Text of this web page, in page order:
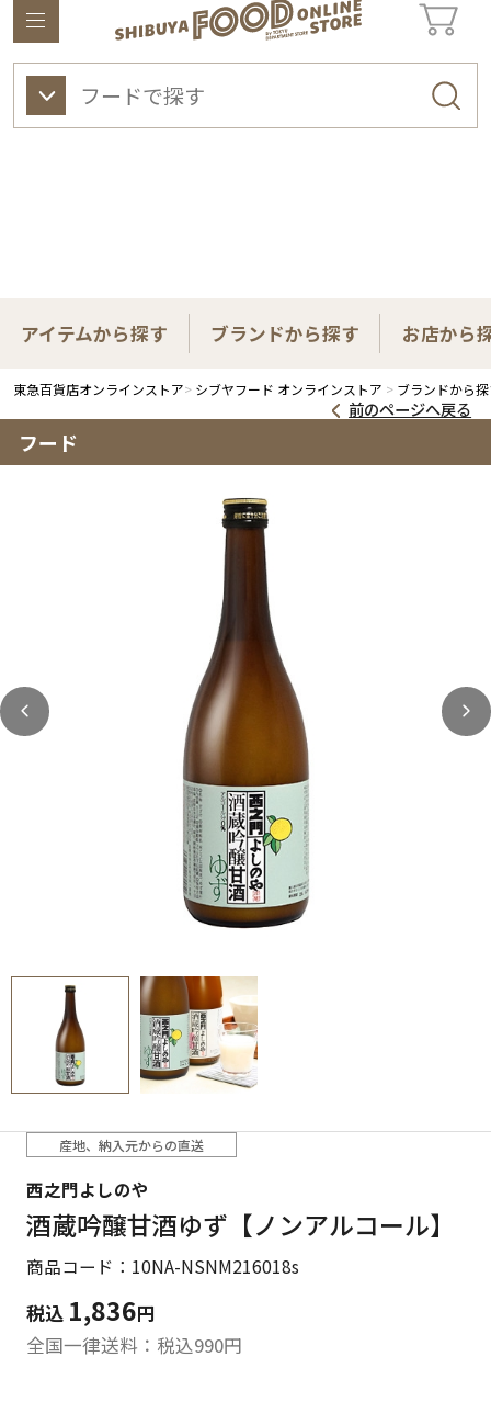
東急百貨店オンラインストアについて
ワイン ビューティー ギフト&ライフスタイル
アイテムから探す ブランドから探す お店から
東急百貨店オンラインストア シブヤフード オンラインストア ブランドから
前のページへ戻る
産地、納入元からの直送
西之門よしのや
酒蔵吟醸甘酒ゆず【ノンアルコール】
商品コード：10NA-NSNM216018s
税込 1,836円
全国一律送料：税込990円
フード